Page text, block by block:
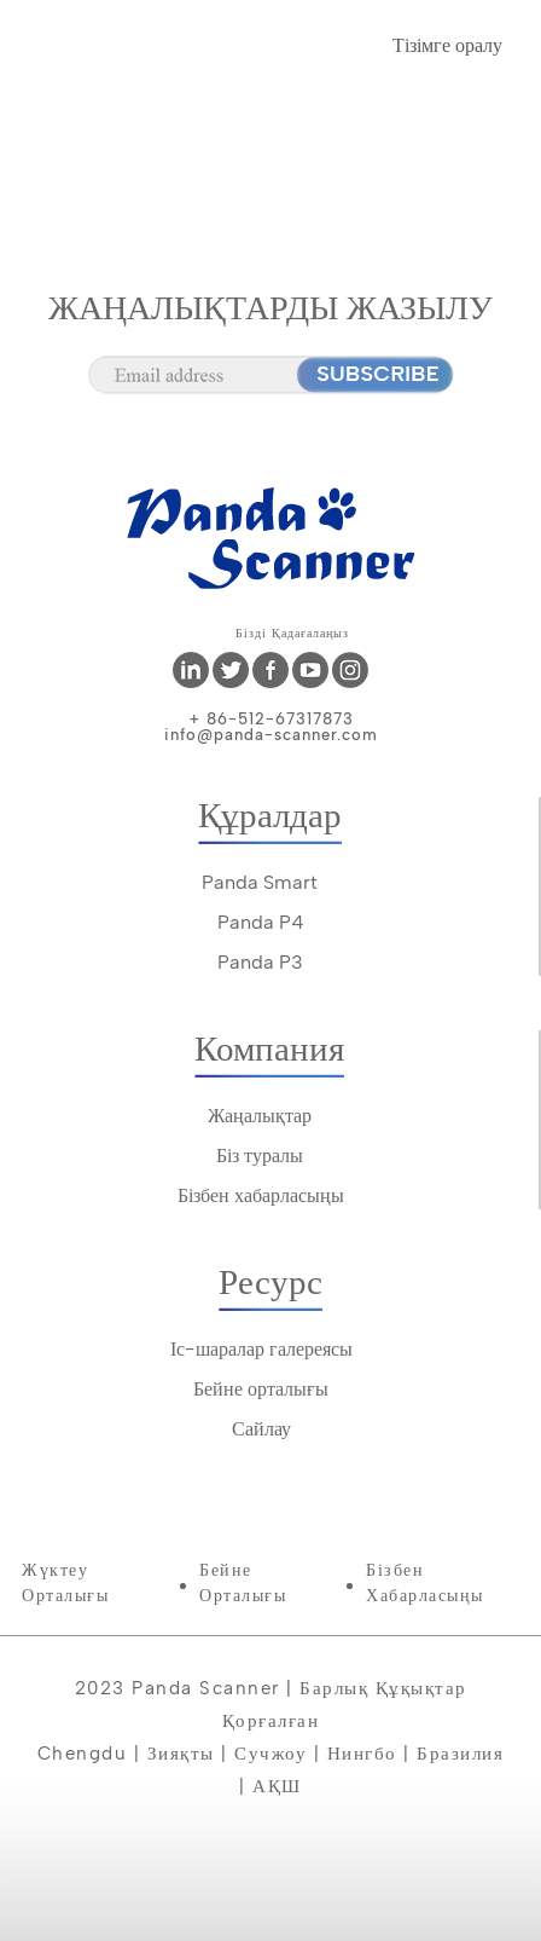
Тізімге оралу
ЖАҢАЛЫҚТАРДЫ ЖАЗЫЛУ
Бізді Қадағалаңыз
+ 86-512-67317873
info@panda-scanner.com
Құралдар
Panda Smart
Panda P4
Panda P3
Компания
Жаңалықтар
Біз туралы
Бізбен хабарласыңы
Ресурс
Іс-шаралар галереясы
Бейне орталығы
Сайлау
Жүктеу
Орталығы
Бейне
Орталығы
Бізбен
Хабарласыңы
2023 Panda Scanner | Барлық Құқықтар
Қорғалған
Chengdu | Зияқты | Сучжоу | Нингбо | Бразилия
| АҚШ